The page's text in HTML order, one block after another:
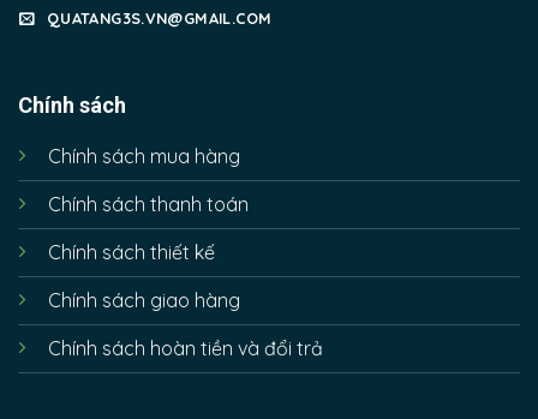
QUATANG3S.VN@GMAIL.COM
Chính sách
Chính sách mua hàng
Chính sách thanh toán
Chính sách thiết kế
Chính sách giao hàng
Chính sách hoàn tiền và đổi trả